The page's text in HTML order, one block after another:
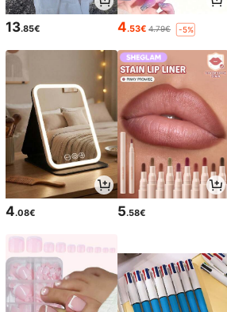
13.85€ 4.53€ 4.79€ -5%
4.08€ 5.58€